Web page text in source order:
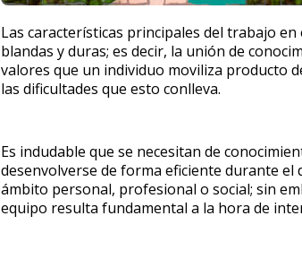
Las características principales del trabajo
blandas y duras; es decir, la unión de
valores que un individuo moviliza producto
las dificultades que esto conlleva.
Es indudable que se necesitan de
desenvolverse de forma eficiente durante el
ámbito personal, profesional o social; sin
equipo resulta fundamental a la hora de